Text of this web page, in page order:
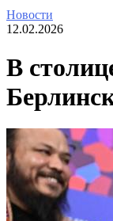
Новости
12.02.2026
В